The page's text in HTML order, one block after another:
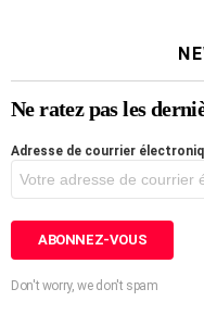
Ne ratez pas les
Adresse de courrier
Don't worry, we don't spam